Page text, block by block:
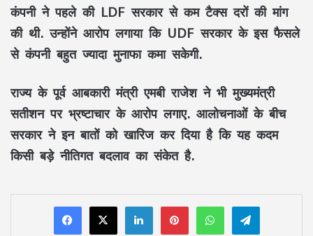
कंपनी ने पहले की LDF सरकार से कम टैक्स दरों की मांग
की थी. उन्होंने आरोप लगाया कि UDF सरकार के इस फैसले
से कंपनी बहुत ज्यादा मुनाफा कमा सकेगी.
राज्य के पूर्व आबकारी मंत्री एमबी राजेश ने भी मुख्यमंत्री
सतीशन पर भ्रष्टाचार के आरोप लगाए. आलोचनाओं के बीच
सरकार ने इन बातों को खारिज कर दिया है कि यह कदम
किसी बड़े नीतिगत बदलाव का संकेत है.
LinkedInPinterestWhatsAppTelegram